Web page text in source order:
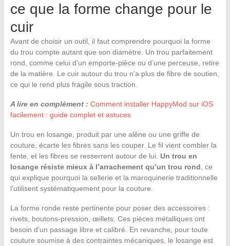
ce que la forme change pour le
cuir
Avant de choisir un outil, il faut comprendre pourquoi la forme
du trou compte autant que son diamètre. Un trou parfaitement
rond, comme celui d’un emporte-pièce ou d’une perceuse, retire
de la matière. Le cuir autour du trou n’a plus de fibre de soutien,
ce qui le rend plus fragile sous traction.
A lire en complément : Comment installer HappyMod sur iOS
facilement : guide complet et astuces
Un trou en losange, produit par une alêne ou une griffe de
couture, écarte les fibres sans les couper. Le fil vient combler la
fente, et les fibres se resserrent autour de lui. Un trou en
losange résiste mieux à l’arrachement qu’un trou rond , ce
qui explique pourquoi la sellerie et la maroquinerie traditionnelle
l’utilisent systématiquement pour la couture.
La forme ronde reste pertinente pour poser des accessoires :
rivets, boutons-pression, œillets. Ces pièces métalliques ont
besoin d’un passage libre et calibré. En revanche, pour toute
couture soumise à des contraintes mécaniques, le losange est